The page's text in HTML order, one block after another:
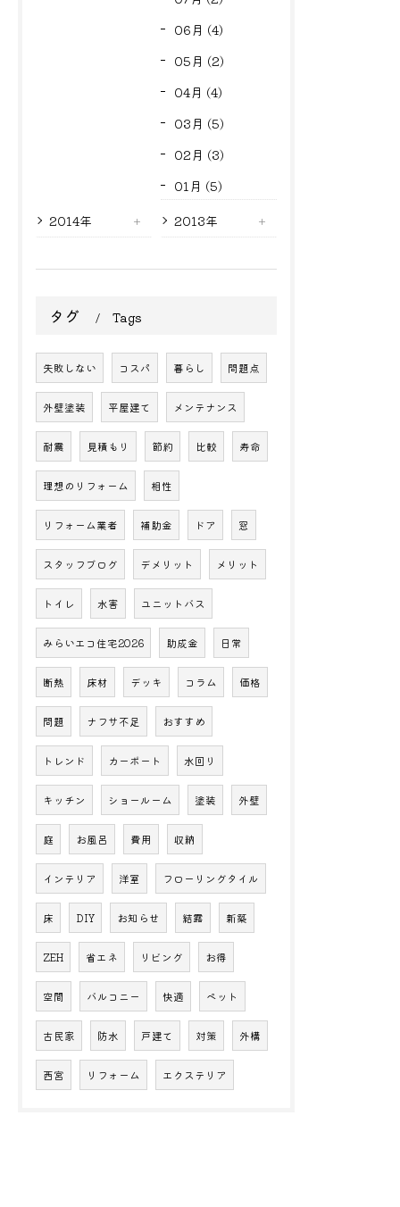
06月 (4)
05月 (2)
04月 (4)
03月 (5)
02月 (3)
01月 (5)
2014年
2013年
タグ Tags
失敗しない コスパ 暮らし 問題点
外壁塗装 平屋建て メンテナンス
耐震 見積もり 節約 比較 寿命
理想のリフォーム 相性
リフォーム業者 補助金 ドア 窓
スタッフブログ デメリット メリット
トイレ 水害 ユニットバス
みらいエコ住宅2026 助成金 日常
断熱 床材 デッキ コラム 価格
問題 ナフサ不足 おすすめ
トレンド カーポート 水回り
キッチン ショールーム 塗装 外壁
庭 お風呂 費用 収納
インテリア 洋室 フローリングタイル
床 DIY お知らせ 結露 新築
ZEH 省エネ リビング お得
空間 バルコニー 快適 ペット
古民家 防水 戸建て 対策 外構
西宮 リフォーム エクステリア